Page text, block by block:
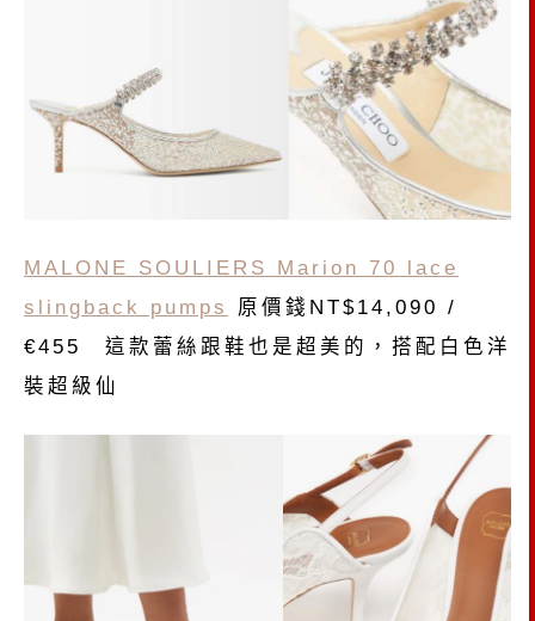
MALONE SOULIERS Marion 70 lace
slingback pumps
原價錢NT$14,090 /
€455 這款蕾絲跟鞋也是超美的，搭配白色洋
裝超級仙